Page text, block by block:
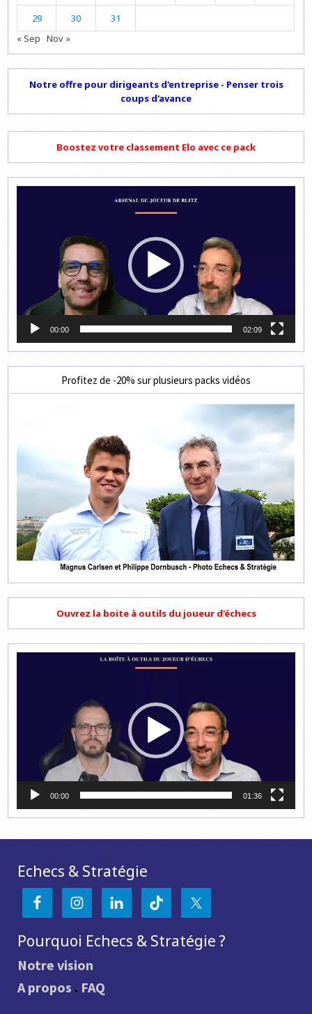
29 30
31
« Sep Nov »
Notre offre pour dirigeants d'entreprise - Penser trois
coups d'avance
Boostez votre classement Elo avec ce pack
00:00 02:09
Profitez de -20% sur plusieurs packs vidéos
Ouvrez la boite à outils du joueur d'échecs
00:00 01:36
Echecs & Stratégie
Pourquoi Echecs & Stratégie ?
Notre vision
A propos . FAQ